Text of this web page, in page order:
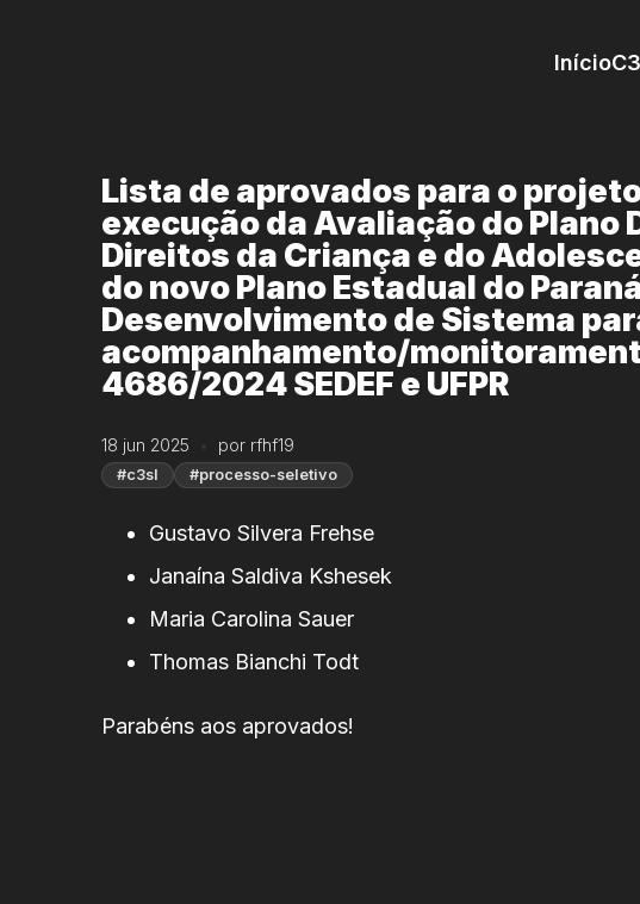
Início
Lista de aprovados para o
execução da Avaliação do Plano
Direitos da Criança e do
do novo Plano Estadual do
Desenvolvimento de Sistema
acompanhamento/
4686/2024 SEDEF e UFPR
18 jun 2025 por rfhf19
#c3sl #processo-seletivo
Gustavo Silvera Frehse
Janaína Saldiva Kshesek
Maria Carolina Sauer
Thomas Bianchi Todt
Parabéns aos aprovados!